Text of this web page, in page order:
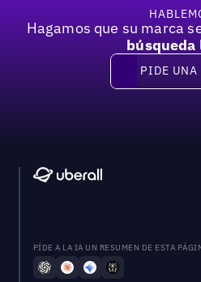
Hagamos que su marca
búsqueda
Pide unaPIDE UNA
PÍDE A LA IA UN RESUMEN DE ESTA